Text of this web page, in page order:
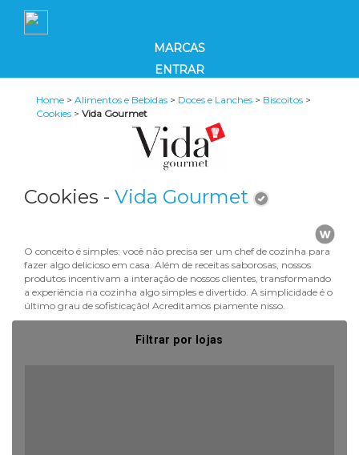
MARCAS
ENTRAR
Home > Alimentos e Bebidas > Doces e Lanches > Biscoitos >
Cookies > Vida Gourmet
Cookies - Vida Gourmet
O conceito é simples: você não precisa ser um chef de cozinha para
fazer algo delicioso em casa. Além de receitas saborosas, nossos
produtos incentivam a interação de nossos clientes, transformando
a experiência na cozinha algo simples e divertido. A simplicidade é o
último grau de sofisticação! Acreditamos piamente nisso.